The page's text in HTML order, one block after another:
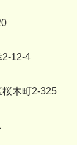
2-12-4
木町2-325